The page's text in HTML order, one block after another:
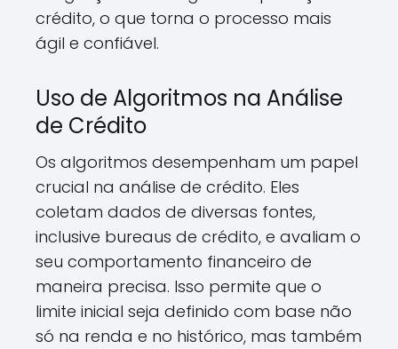
crédito, o que torna o processo mais
ágil e confiável.
Uso de Algoritmos na Análise
de Crédito
Os algoritmos desempenham um papel
crucial na análise de crédito. Eles
coletam dados de diversas fontes,
inclusive bureaus de crédito, e avaliam o
seu comportamento financeiro de
maneira precisa. Isso permite que o
limite inicial seja definido com base não
só na renda e no histórico, mas também